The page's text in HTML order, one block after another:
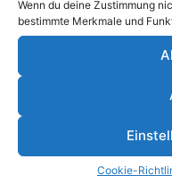
Wenn du deine Zustimmung
bestimmte Merkmale und
Cookie-